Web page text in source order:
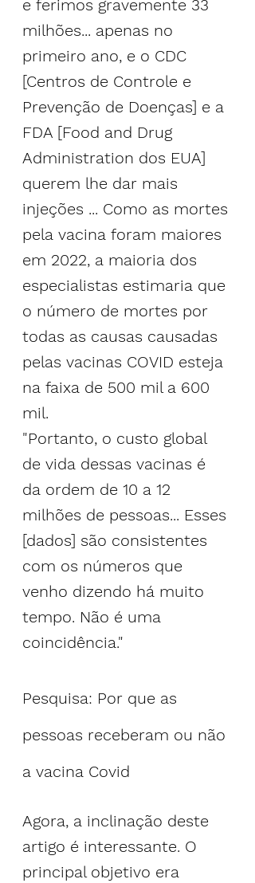
e ferimos gravemente 33
milhões... apenas no
primeiro ano, e o CDC
[Centros de Controle e
Prevenção de Doenças] e a
FDA [Food and Drug
Administration dos EUA]
querem lhe dar mais
injeções ... Como as mortes
pela vacina foram maiores
em 2022, a maioria dos
especialistas estimaria que
o número de mortes por
todas as causas causadas
pelas vacinas COVID esteja
na faixa de 500 mil a 600
mil.
"Portanto, o custo global
de vida dessas vacinas é
da ordem de 10 a 12
milhões de pessoas... Esses
[dados] são consistentes
com os números que
venho dizendo há muito
tempo. Não é uma
coincidência."
Pesquisa: Por que as
pessoas receberam ou não
a vacina Covid
Agora, a inclinação deste
artigo é interessante. O
principal objetivo era